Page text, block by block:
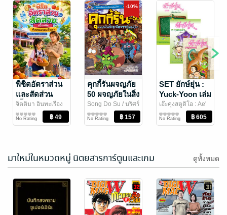
พิชิตอัตราส่วน
และสัดส่วน
เบื้องต้นด้วย
ของรอบตัวเรา
จิตติมา อินทะเรือง
ศร/ Junoh
การ์ตูนเด็ก/การ์ตูน
ความรู้
No Rating
-10%
คุกกี้รันผจญภัย
50 ผจญภัยในสิ่ง
มหัศจรรย์ของ
โลก
Song Do Su / นริศร์
จิตปัญโญยศ แปล/
Nanmeebooks
การ์ตูนเด็ก/การ์ตูน
ความรู้
No Rating
SET ยักษ์ยุ่น :
Yuck-Yoon เล่ม
1-4
เอ๊ะคุงสตูดิโอ : Ae'
kung Studio/
จิด.ตระ.ธานี :
การ์ตูนเด็ก/การ์ตูน
ความรู้
No Rating
มาใหม่ในหมวดหมู่ นิตยสารการ์ตูนและเกม ดูทั้งหมด